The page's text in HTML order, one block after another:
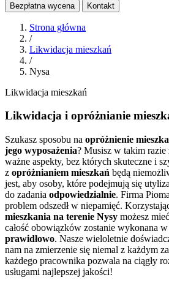
Bezpłatna wycena
Kontakt
Strona główna
/
Likwidacja mieszkań
/
Nysa
Likwidacja mieszkań
Likwidacja i opróżnianie
Szukasz sposobu na opróżnienie
jego wyposażenia? Musisz w takim
ważne aspekty, bez których skuteczne i
z opróżnianiem mieszkań będą
jest, aby osoby, które podejmują się
do zadania odpowiedzialnie. Firma
problem odszedł w niepamięć.
mieszkania na terenie Nysy możesz
całość obowiązków zostanie wykonana w
prawidłowo. Nasze wieloletnie
nam na zmierzenie się niemal z każdym
każdego pracownika pozwala na ciągły
usługami najlepszej jakości!